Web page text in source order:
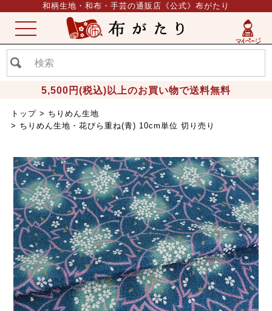
和柄生地・和布・手芸の通販店《公式》布がたり
5,500円(税込)以上のお買い物で送料無料
ME
NU
トップ
ちりめん生地
ちりめん生地・花びら重ね(青) 10cm単位 切り売り